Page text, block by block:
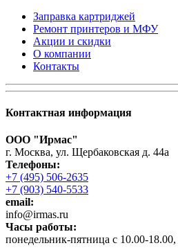
Заправка картриджей
Ремонт принтеров и МФУ
Акции и скидки
О компании
Контакты
Контактная информация
ООО "Ирмас"
г. Москва, ул. Щербаковская д. 44а
Телефоны:
+7 (495) 506-2635
+7 (903) 540-5533
email:
infо@irmas.ru
Часы работы:
понедельник-пятница с 10.00-